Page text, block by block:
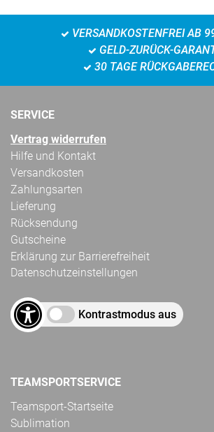
VERSANDKOSTENFREI AB
GELD-ZURÜCK-
30 TAGE
SERVICE
Vertrag widerrufen
Hilfe und Kontakt
Versandkosten
Zahlungsarten
Lieferung
Rücksendung
Gutscheine
Erklärung zur Barrierefreiheit
Datenschutzeinstellungen
Kontrastmodus aus
TEAMSPORTSERVICE
Teamsport-Startseite
Sublimation